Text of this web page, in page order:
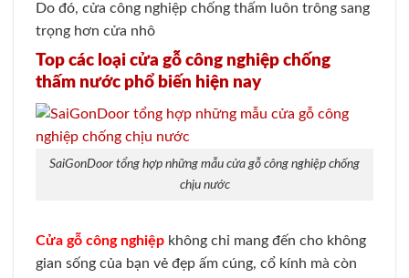
Do đó, cửa công nghiệp chống thấm luôn trông sang
trọng hơn cửa nhô
Top các loại cửa gỗ công nghiệp chống
thấm nước phổ biến hiện nay
SaiGonDoor tổng hợp những mẫu cửa gỗ công nghiệp chống
chịu nước
Cửa gỗ công nghiệp không chỉ mang đến cho không
gian sống của bạn vẻ đẹp ấm cúng, cổ kính mà còn